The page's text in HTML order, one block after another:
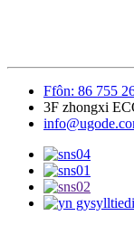
Ffôn: 86 755
3F zhongxi